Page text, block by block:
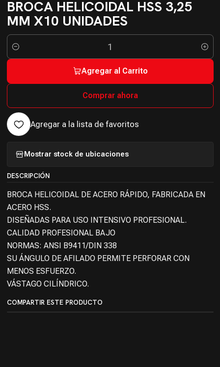
BROCA HELICOIDAL HSS 3,25
MM X10 UNIDADES
Cantidad
Agregar al Carrito
Comprar ahora
Agregar a la lista de favoritos
Mostrar stock de ubicaciones
DESCRIPCIÓN
BROCA HELICOIDAL DE ACERO RÁPIDO, FABRICADA EN
ACERO HSS.
DISEÑADAS PARA USO INTENSIVO PROFESIONAL.
CALIDAD PROFESIONAL BAJO
NORMAS: ANSI B9411/DIN 338
SU ÁNGULO DE AFILADO PERMITE PERFORAR CON
MENOS ESFUERZO.
VÁSTAGO CILÍNDRICO.
COMPARTIR ESTE PRODUCTO